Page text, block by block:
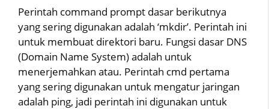
Perintah command prompt dasar berikutnya
yang sering digunakan adalah ‘mkdir’. Perintah ini
untuk membuat direktori baru. Fungsi dasar DNS
(Domain Name System) adalah untuk
menerjemahkan atau. Perintah cmd pertama
yang sering digunakan untuk mengatur jaringan
adalah ping, jadi perintah ini digunakan untuk